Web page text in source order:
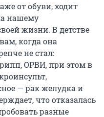
от обуви, ходит
нашему
жизни. В детстве
когда она
не стал:
ОРВИ, при этом в
— рак желудка и
что отказалась
разные